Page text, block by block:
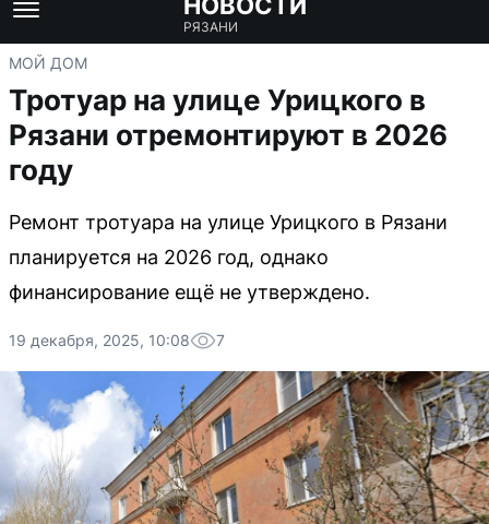
РЯЗАНИ
МОЙ ДОМ
Тротуар на улице Урицкого в
Рязани отремонтируют в 2026
году
Ремонт тротуара на улице Урицкого в Рязани
планируется на 2026 год, однако
финансирование ещё не утверждено.
19 декабря, 2025, 10:08 7